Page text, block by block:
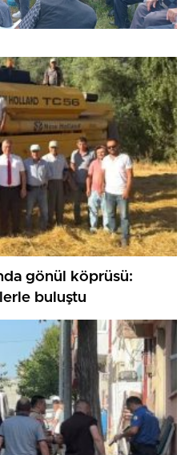
gönül köprüsü:
buluştu